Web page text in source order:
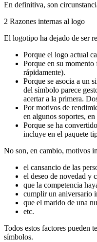
En definitiva, son
2 Razones internas al logo
El logotipo ha dejado de ser
Porque el logo actual
Porque en su momento
rápidamente).
Porque se asocia a un
del símbolo parece
acertar a la primera.
Por motivos de
en algunos soportes,
Porque se ha
incluye en el paquete
No son, en cambio, motivos
el cansancio de las
el deseo de novedad y
que la competencia
cumplir un aniversario
que el marido de una
etc.
Todos estos factores pueden
símbolos.